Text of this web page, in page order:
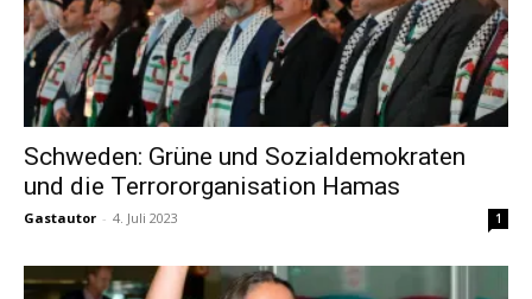
Schweden: Grüne und Sozialdemokraten
und die Terrororganisation Hamas
Gastautor - 4. Juli 2023 1